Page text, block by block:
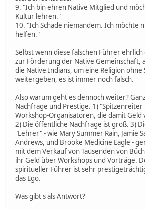
9. "Ich bin ehren Native Mitglied und
Kultur lehren."
10. "Ich Schade niemandem. Ich möchte
helfen."
Selbst wenn diese falschen Führer
zur Förderung der Native Gemeinschaft,
die Native Indians, um eine Religion ohne
weitergeben, es ist immer noch falsch.
Also warum geht es dennoch weiter?
Nachfrage und Prestige. 1)
Workshop-Organisatoren, die damit Geld
2) Die öffentliche Nachfrage ist groß. 3)
"Lehrer" - wie Mary Summer Rain, Jamie
Andrews, und Brooke Medicine Eagle -
mit dem Verkauf von Tausenden von
ihr Geld über Workshops und Vorträge.
spiritueller Führer ist sehr
das Ego.
Was gibt's als Antwort?